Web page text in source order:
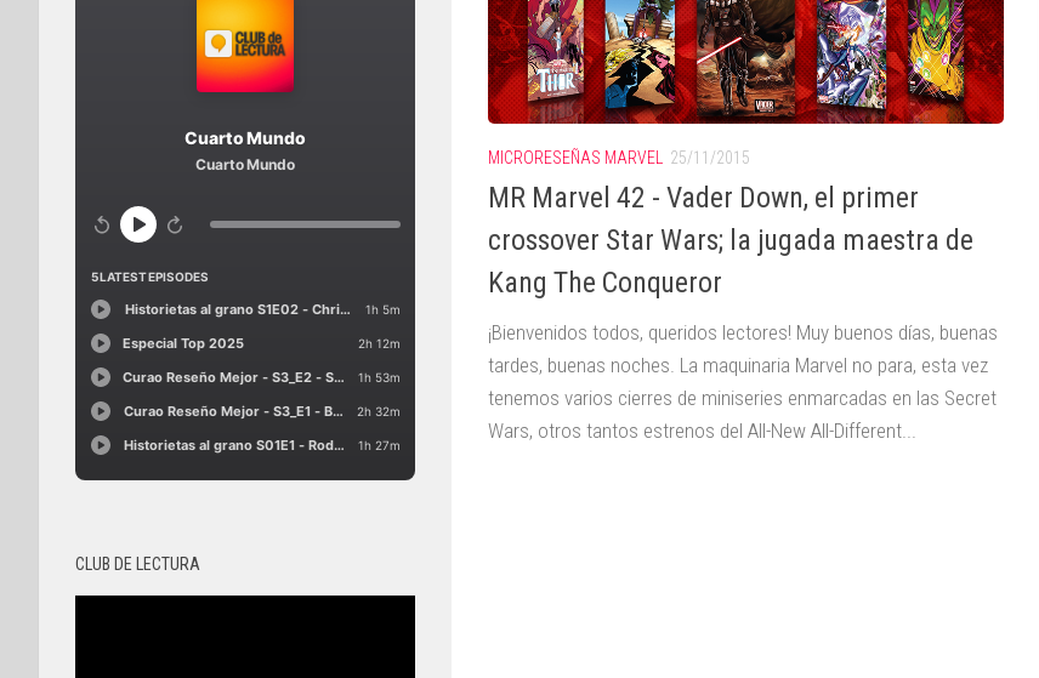
MICRORESEÑAS MARVEL 25/11/2015
MR Marvel 42 - Vader Down, el primer
crossover Star Wars; la jugada maestra de
Kang The Conqueror
¡Bienvenidos todos, queridos lectores! Muy buenos días, buenas
tardes, buenas noches. La maquinaria Marvel no para, esta vez
tenemos varios cierres de miniseries enmarcadas en las Secret
Wars, otros tantos estrenos del All-New All-Different...
CLUB DE LECTURA